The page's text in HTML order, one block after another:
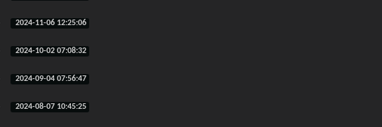
2024-11-06 12:25:06
2024-10-02 07:08:32
2024-09-04 07:56:47
2024-08-07 10:45:25